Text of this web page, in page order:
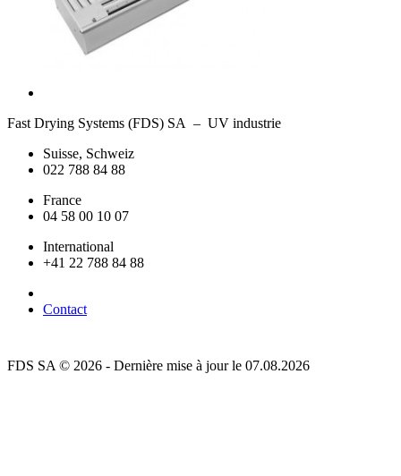
Fast Drying Systems (FDS) SA – UV industrie
Suisse, Schweiz
022 788 84 88
France
04 58 00 10 07
International
+41 22 788 84 88
Contact
FDS SA © 2026 - Dernière mise à jour le 07.08.2026